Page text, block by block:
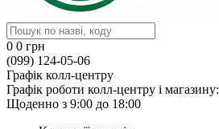
0 0 грн
(099) 124-05-06
Графік колл-центру
Графік роботи колл-центру і магазину:
Щоденно з 9:00 до 18:00